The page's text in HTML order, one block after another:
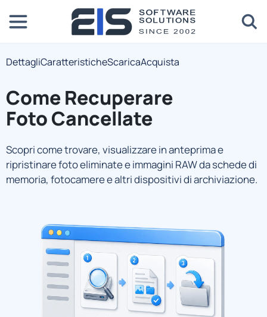
DettagliCaratteristicheScaricaAcquista
Come Recuperare
Foto Cancellate
Scopri come trovare, visualizzare in anteprima e
ripristinare foto eliminate e immagini RAW da schede di
memoria, fotocamere e altri dispositivi di archiviazione.